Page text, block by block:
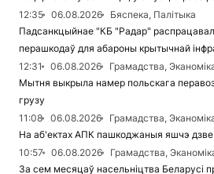
12:35
06.08.2026
Бяспека, Палітыка
Падсанкцыйнае "КБ "Радар"
перашкодаў для абароны крытычнай
12:31
06.08.2026
Грамадства,
Мытня выкрыла намер польскага
грузу
11:08
06.08.2026
Грамадства,
На аб'ектах АПК пашкоджаныя яшчэ дзве
10:57
06.08.2026
Грамадства,
За сем месяцаў насельніцтва Беларусі